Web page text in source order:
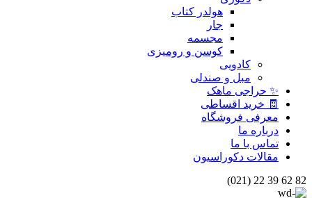
هولدر کتاب
جار
مجسمه
کوسن و رومیزی
کادویی
مبل و صندلی
✨ حراجی ماهک
🧾 خرید اقساطی
معرفی فروشگاه
درباره ما
تماس با ما
مقالات دکوراسیون
82 62 39 22 (021)